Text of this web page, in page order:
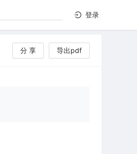
登录
分 享 导出pdf